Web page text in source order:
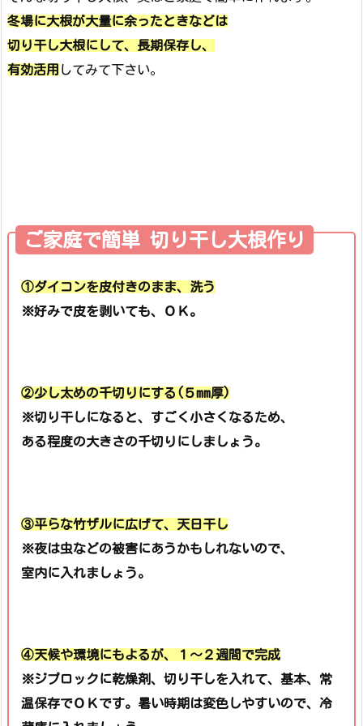
冬場に大根が大量に余ったときなどは
切り干し大根にして、長期保存し、
有効活用 してみて下さい。
ご家庭で簡単 切り干し大根作り
①ダイコンを皮付きのまま、洗う
※好みで皮を剥いても、ＯＫ。
②少し太めの千切りにする(５mm厚)
※切り干しになると、すごく小さくなるため、
ある程度の大きさの千切りにしましょう。
③平らな竹ザルに広げて、天日干し
※夜は虫などの被害にあうかもしれないので、
室内に入れましょう。
④天候や環境にもよるが、１～２週間で完成
※ジプロックに乾燥剤、 切り干しを入れて、 基本、常
温保存でＯＫです。 暑い時期は変色しやすいので、 冷